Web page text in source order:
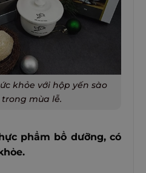
khỏe với hộp yến sào
mùa lễ.
phẩm bổ dưỡng, có